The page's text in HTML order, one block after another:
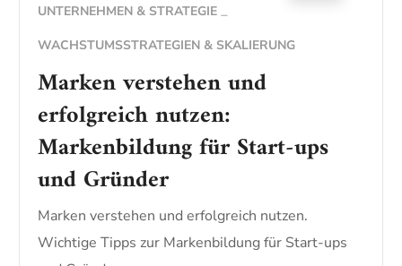
UNTERNEHMEN & STRATEGIE
WACHSTUMSSTRATEGIEN & SKALIERUNG
Marken verstehen und
erfolgreich nutzen:
Markenbildung für Start-ups
und Gründer
Marken verstehen und erfolgreich nutzen.
Wichtige Tipps zur Markenbildung für Start-ups